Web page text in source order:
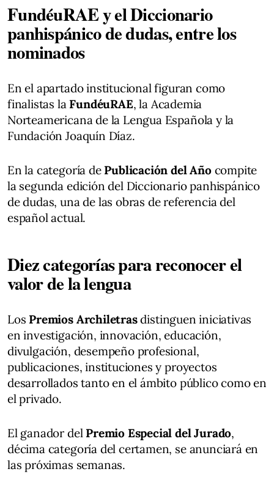
FundéuRAE y el Diccionario
panhispánico de dudas, entre los
nominados
En el apartado institucional figuran como
finalistas la FundéuRAE, la Academia
Norteamericana de la Lengua Española y la
Fundación Joaquín Díaz.
En la categoría de Publicación del Año compite
la segunda edición del Diccionario panhispánico
de dudas, una de las obras de referencia del
español actual.
Diez categorías para reconocer el
valor de la lengua
Los Premios Archiletrasdistinguen iniciativas
en investigación, innovación, educación,
divulgación, desempeño profesional,
publicaciones, instituciones y proyectos
desarrollados tanto en el ámbito público como en
el privado.
El ganador del Premio Especial del Jurado,
décima categoría del certamen, se anunciará en
las próximas semanas.